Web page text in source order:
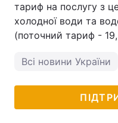
тариф на послугу з
холодної води та
(поточний тариф -
Всі новини України